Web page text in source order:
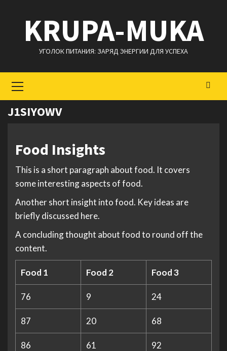
содержимому
KRUPA-MUKA
УГОЛОК ПИТАНИЯ: ЗАРЯД ЭНЕРГИИ ДЛЯ УСПЕХА
меню
J1SIYOWV
Food Insights
This is a short paragraph about food. It covers
some interesting aspects of food.
Another short insight into food. Key ideas are
briefly discussed here.
A concluding thought about food to round off the
content.
Food 1 Food 2 Food 3
76 9 24
87 20 68
86 61 92